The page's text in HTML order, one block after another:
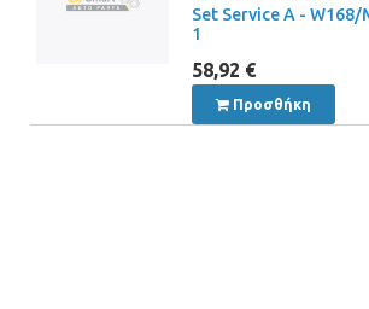
Set Service A - W168/
1
58,92 €
Προσθήκη